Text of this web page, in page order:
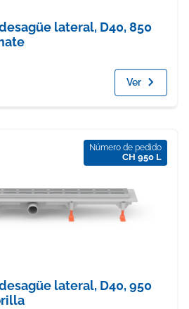
lateral, D40, 850
Ver
Número de pedido
CH 950 L
lateral, D40, 950